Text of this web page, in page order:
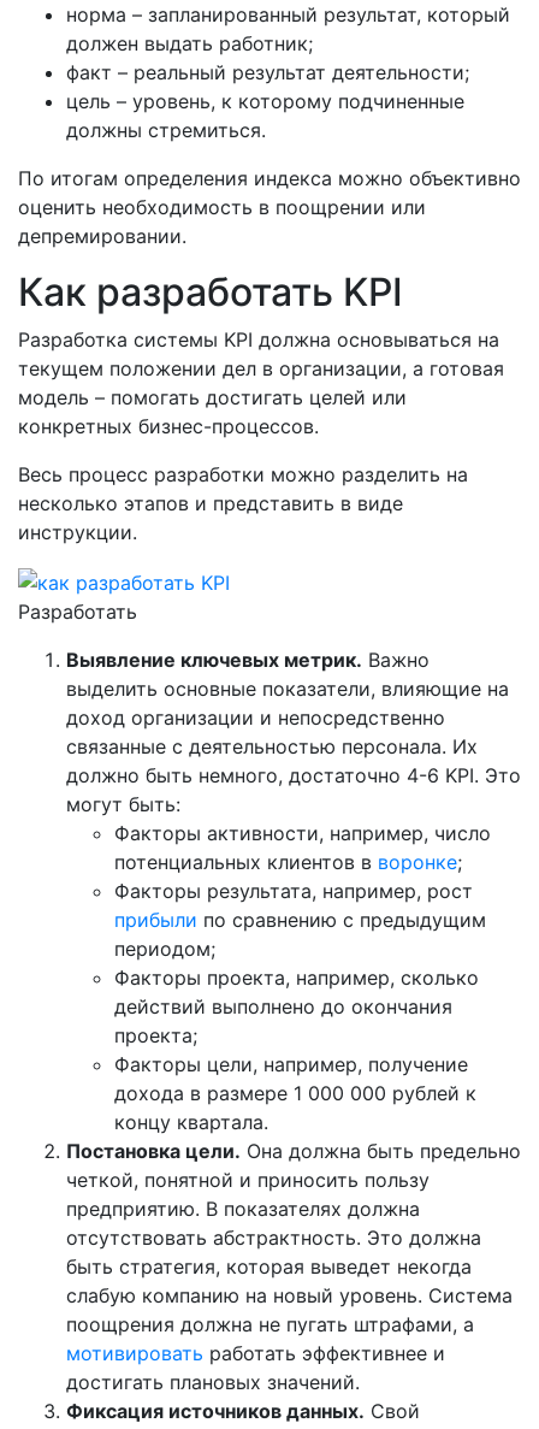
норма – запланированный результат, который
должен выдать работник;
факт – реальный результат деятельности;
цель – уровень, к которому подчиненные
должны стремиться.
По итогам определения индекса можно объективно
оценить необходимость в поощрении или
депремировании.
Как разработать KPI
Разработка системы KPI должна основываться на
текущем положении дел в организации, а готовая
модель – помогать достигать целей или
конкретных бизнес-процессов.
Весь процесс разработки можно разделить на
несколько этапов и представить в виде
инструкции.
Разработать
Выявление ключевых метрик. Важно
выделить основные показатели, влияющие на
доход организации и непосредственно
связанные с деятельностью персонала. Их
должно быть немного, достаточно 4-6 KPI. Это
могут быть:
Факторы активности, например, число
потенциальных клиентов в воронке;
Факторы результата, например, рост
прибыли по сравнению с предыдущим
периодом;
Факторы проекта, например, сколько
действий выполнено до окончания
проекта;
Факторы цели, например, получение
дохода в размере 1 000 000 рублей к
концу квартала.
Постановка цели. Она должна быть предельно
четкой, понятной и приносить пользу
предприятию. В показателях должна
отсутствовать абстрактность. Это должна
быть стратегия, которая выведет некогда
слабую компанию на новый уровень. Система
поощрения должна не пугать штрафами, а
мотивировать работать эффективнее и
достигать плановых значений.
Фиксация источников данных. Свой